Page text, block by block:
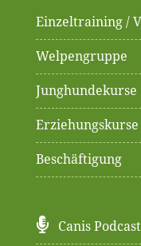
Einzeltraining /
Welpengruppe
Junghundekurse
Erziehungskurse
Beschäftigung
Canis Podcast